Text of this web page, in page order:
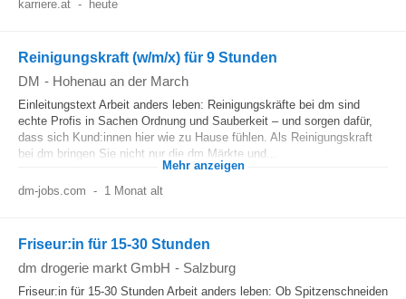
karriere.at - heute
Reinigungskraft (w/m/x) für 9 Stunden
DM - Hohenau an der March
Einleitungstext Arbeit anders leben: Reinigungskräfte bei dm sind
echte Profis in Sachen Ordnung und Sauberkeit – und sorgen dafür,
dass sich Kund:innen hier wie zu Hause fühlen. Als Reinigungskraft
bei dm bringen Sie nicht nur die dm Märkte und...
Mehr anzeigen
dm-jobs.com - 1 Monat alt
Friseur:in für 15-30 Stunden
dm drogerie markt GmbH - Salzburg
Friseur:in für 15-30 Stunden Arbeit anders leben: Ob Spitzenschneiden